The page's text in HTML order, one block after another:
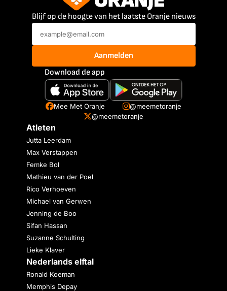
Blijf op de hoogte van het laatste Oranje nieuws
Aanmelden
Download de app
Mee Met Oranje
@meemetoranje
@meemetoranje
Atleten
Jutta Leerdam
Max Verstappen
Femke Bol
Mathieu van der Poel
Rico Verhoeven
Michael van Gerwen
Jenning de Boo
Sifan Hassan
Suzanne Schulting
Lieke Klaver
Nederlands elftal
Ronald Koeman
Memphis Depay